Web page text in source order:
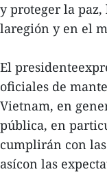
y proteger la
laregión y en el
El
oficiales de
Vietnam, en
pública, en
cumplirán con
asícon las